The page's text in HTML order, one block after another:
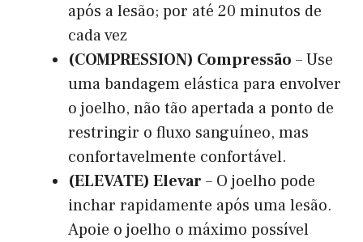
após a lesão; por até 20 minutos de
cada vez
(COMPRESSION) Compressão – Use
uma bandagem elástica para envolver
o joelho, não tão apertada a ponto de
restringir o fluxo sanguíneo, mas
confortavelmente confortável.
(ELEVATE) Elevar – O joelho pode
inchar rapidamente após uma lesão.
Apoie o joelho o máximo possível